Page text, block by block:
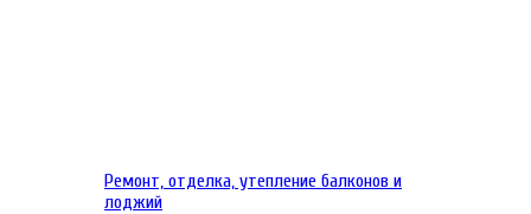
Ремонт, отделка, утепление балконов и
лоджий